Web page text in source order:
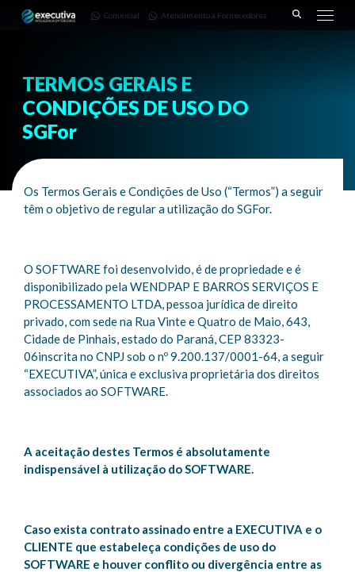
3668-
Pinhais
Comercial Atendimento a Fornecedores
TERMOS GERAIS E
CONDIÇÕES DE USO DO
SGFor
Os Termos Gerais e Condições de Uso (“Termos”) a seguir
têm o objetivo de regular a utilização do SGFor.
O SOFTWARE foi desenvolvido, é de propriedade e é
disponibilizado pela WENDPAP E BARROS SERVIÇOS E
PROCESSAMENTO LTDA, pessoa jurídica de direito
privado, com sede na Rua Vinte e Quatro de Maio, 643,
Cidade de Pinhais, estado do Paraná, CEP 83323-
06inscrita no CNPJ sob o nº 9.200.137/0001-64, a seguir
“EXECUTIVA”, única e exclusiva proprietária dos direitos
associados ao SOFTWARE.
A aceitação destes Termos é absolutamente
indispensável à utilização do SOFTWARE.
Caso exista contrato assinado entre a EXECUTIVA e o
CLIENTE que estabeleça condições de uso do
SOFTWARE e houver conflito ou divergência entre as